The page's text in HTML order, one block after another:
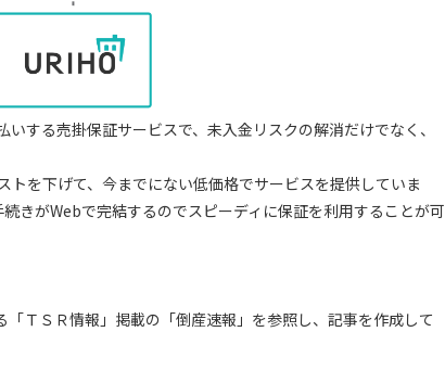
する売掛保証サービスで、未入金リスクの解消だけでなく、
を下げて、今までにない低価格でサービスを提供していま
きがWebで完結するのでスピーディに保証を利用することが可
ＴＳＲ情報」掲載の「倒産速報」を参照し、記事を作成して